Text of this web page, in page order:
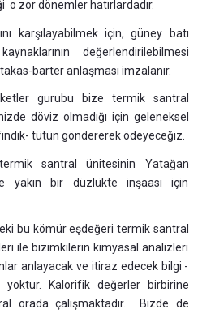
zor dönemler hatırlardadır.
karşılayabilmek için, güney batı
değerlendirilebilmesi
barter anlaşması imzalanır.
gurubu bize termik santral
döviz olmadığı için geleneksel
tütün göndererek ödeyeceğiz.
santral ünitesinin Yatağan
yakın bir düzlükte inşaası için
bu kömür eşdeğeri termik santral
ile bizimkilerin kimyasal analizleri
anlayacak ve itiraz edecek bilgi -
Kalorifik değerler birbirine
orada çalışmaktadır. Bizde de